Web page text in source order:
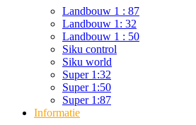
Landbouw 1 : 87
Landbouw 1: 32
Landbouw 1 : 50
Siku control
Siku world
Super 1:32
Super 1:50
Super 1:87
Informatie